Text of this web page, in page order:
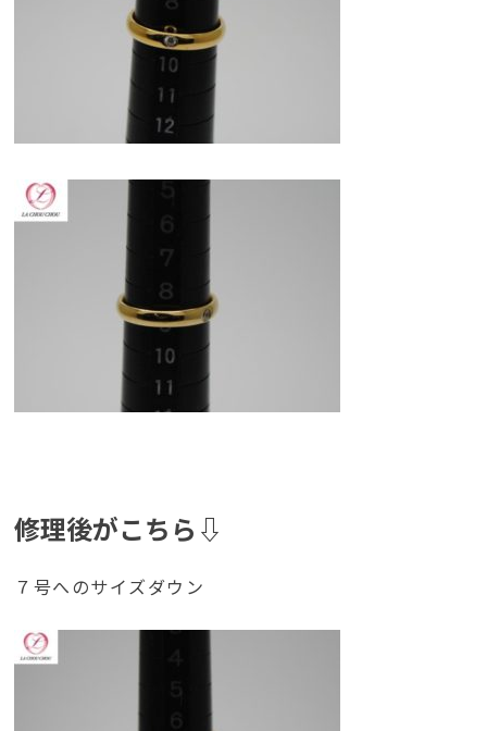
修理後がこちら⇩
７号へのサイズダウン